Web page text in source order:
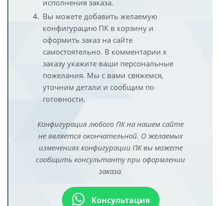
исполнения заказа.
Вы можете добавить желаемую
конфигурацию ПК в корзину и
оформить заказ на сайте
самостоятельно. В комментарии к
заказу укажите ваши персональные
пожелания. Мы с вами свяжемся,
уточним детали и сообщим по
готовности.
Конфигурация любого ПК на нашем сайте
не является окончательной. О желаемых
изменениях конфигурации ПК вы можете
сообщить консультанту при оформлении
заказа.
Консультация